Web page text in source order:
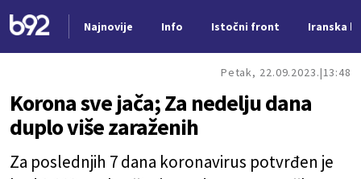
Najnovije Info Istočni front Iranska
Petak, 22.09.2023. 13:48
Korona sve jača; Za nedelju dana
duplo više zaraženih
Za poslednjih 7 dana koronavirus potvrđen je